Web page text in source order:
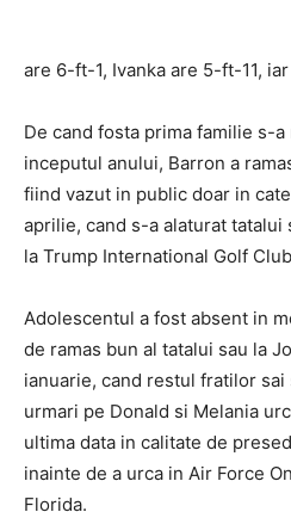
are 6-ft-1, Ivanka are 5-ft-11,
De cand fosta prima familie s-
inceputul anului, Barron a
fiind vazut in public doar in
aprilie, cand s-a alaturat
la Trump International Golf
Adolescentul a fost absent in
de ramas bun al tatalui sau la
ianuarie, cand restul fratilor
urmari pe Donald si Melania
ultima data in calitate de
inainte de a urca in Air Force
Florida.